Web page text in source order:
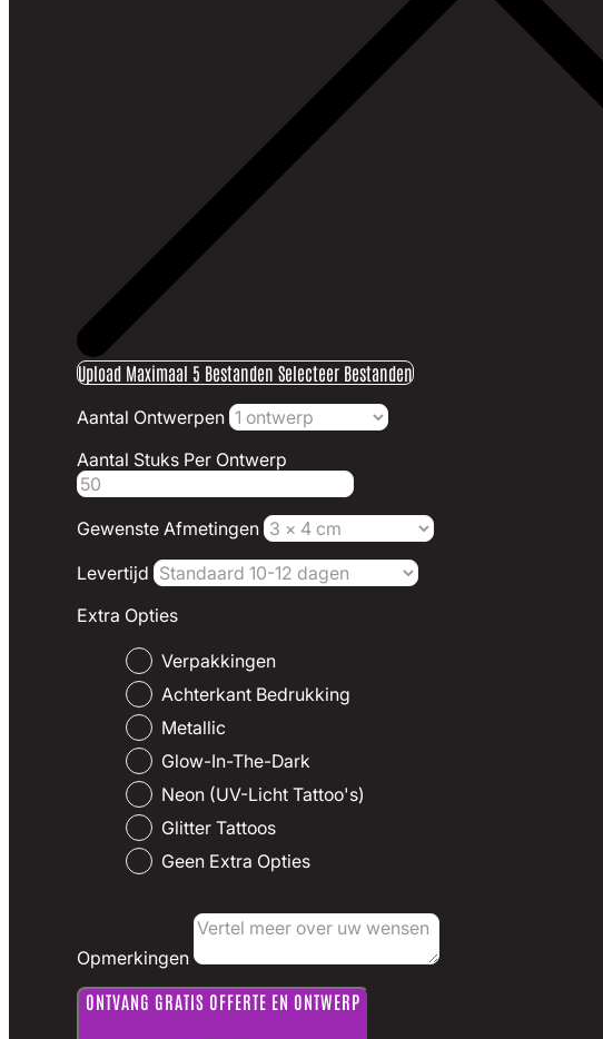
Upload Maximaal 5 Bestanden Selecteer Bestanden
Aantal Ontwerpen
Aantal Stuks Per Ontwerp
Gewenste Afmetingen
Levertijd
Extra Opties
Verpakkingen
Achterkant Bedrukking
Metallic
Glow-In-The-Dark
Neon (UV-Licht Tattoo's)
Glitter Tattoos
Geen Extra Opties
Opmerkingen
ONTVANG GRATIS OFFERTE EN ONTWERP